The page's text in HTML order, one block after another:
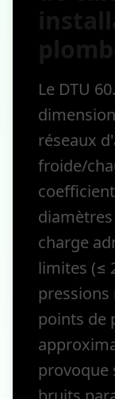
Le DTU
réseaux
froide/
charge
limites (≤
pressions
points de
provoque